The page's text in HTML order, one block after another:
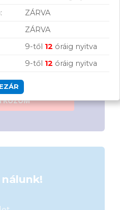
ZÁRVA
ZÁRVA
9-től 12 óráig nyitva
9-től 12 óráig nyitva